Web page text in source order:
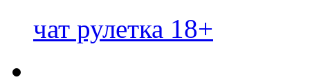
чат рулетка 18+